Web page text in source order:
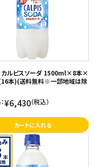
カルピスソーダ 1500ml×8本×
本)(送料無料※一部地域は除
¥6,430（税込）
カートに入れる